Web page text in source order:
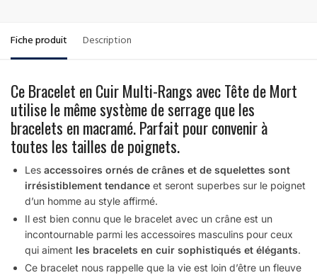
Fiche produit Description
Ce Bracelet en Cuir Multi-Rangs avec Tête de Mort
utilise le même système de serrage que les
bracelets en macramé. Parfait pour convenir à
toutes les tailles de poignets.
Les accessoires ornés de crânes et de squelettes sont
irrésistiblement tendance et seront superbes sur le poignet
d’un homme au style affirmé.
Il est bien connu que le bracelet avec un crâne est un
incontournable parmi les accessoires masculins pour ceux
qui aiment les bracelets en cuir sophistiqués et élégants.
Ce bracelet nous rappelle que la vie est loin d’être un fleuve